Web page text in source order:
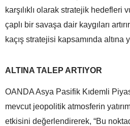
karşılıklı olarak stratejik hedefleri
çaplı bir savaşa dair kaygıları
kaçış stratejisi kapsamında altına
ALTINA TALEP ARTIYOR
OANDA Asya Pasifik Kıdemli
mevcut jeopolitik atmosferin
etkisini değerlendirerek, “Bu